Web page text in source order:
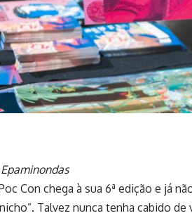
Con chega à sua 6ª edição e já
Talvez nunca tenha cabido